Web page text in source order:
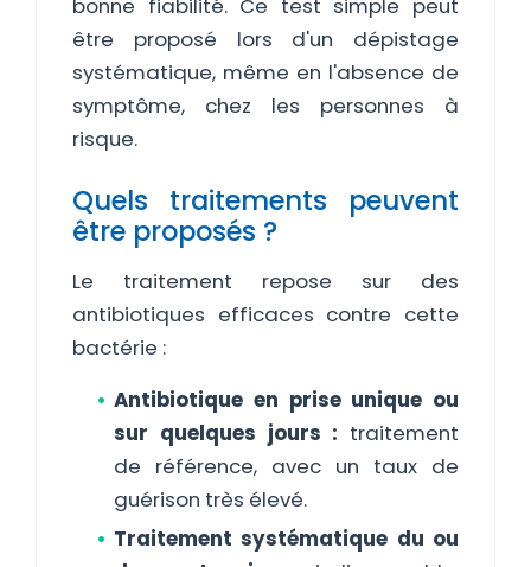
bonne fiabilité. Ce test simple peut
être proposé lors d'un dépistage
systématique, même en l'absence de
symptôme, chez les personnes à
risque.
Quels traitements peuvent
être proposés ?
Le traitement repose sur des
antibiotiques efficaces contre cette
bactérie :
Antibiotique en prise unique ou
sur quelques jours : traitement
de référence, avec un taux de
guérison très élevé.
Traitement systématique du ou